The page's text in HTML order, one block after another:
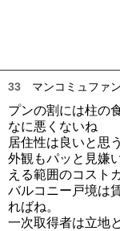
33 マンコミュファ
プンの割には柱の
なに悪くないね
居住性は良いと思う
外観もパッと見嫌
える範囲のコスト
バルコニー戸境は
ればね。
一次取得者は立地